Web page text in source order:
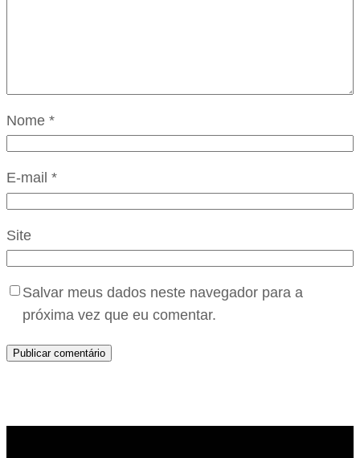
Nome *
E-mail *
Site
Salvar meus dados neste navegador para a
próxima vez que eu comentar.